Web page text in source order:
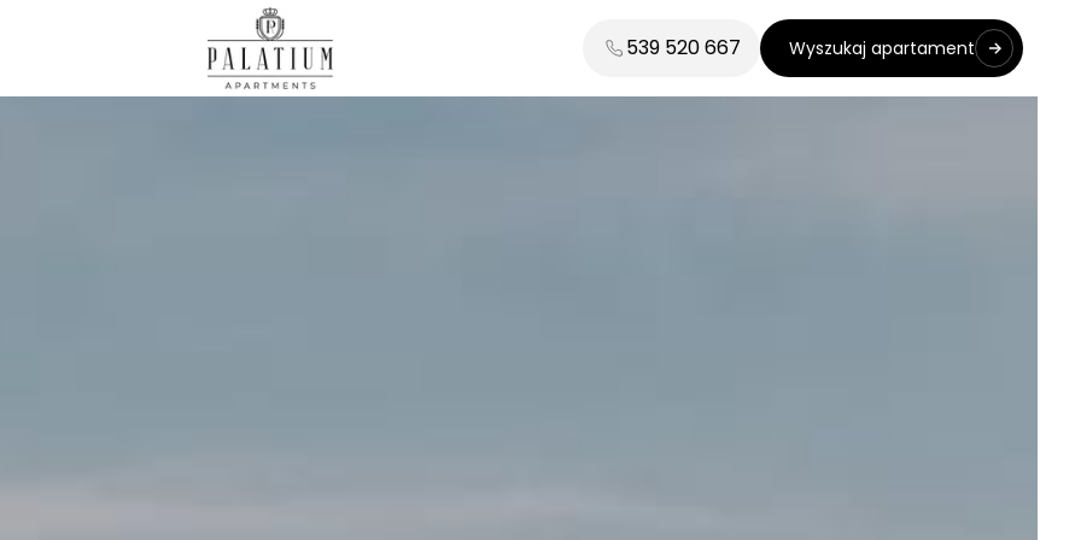
539 520 667 Wyszukaj apartament